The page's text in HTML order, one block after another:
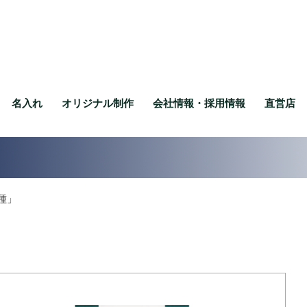
名入れ オリジナル制作 会社情報・採用情報 直営店